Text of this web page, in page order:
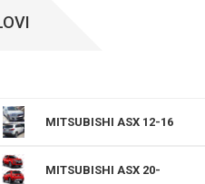
MITSUBISHI ASX 12-16
MITSUBISHI ASX 20-